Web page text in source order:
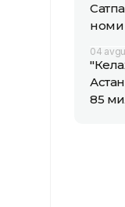
04
85